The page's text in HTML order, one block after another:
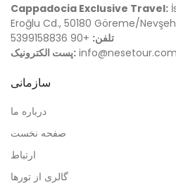
Cappadocia Exclusive Travel:
Eroğlu Cd., 50180 Göreme/
تلفن: +90 5399158836
پست الکترونیک: info@nesetour.com
سازمانی
درباره ما
صفحه نخست
ارتباط
گالری از تورها